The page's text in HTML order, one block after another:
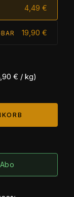
4,49 €
19,90 €
€ / kg)